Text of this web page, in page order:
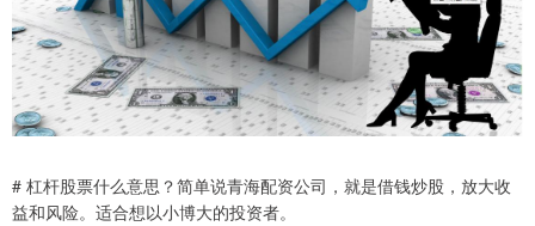
# 杠杆股票什么意思？简单说青海配资公司，就是借钱炒股，放大收
益和风险。适合想以小博大的投资者。